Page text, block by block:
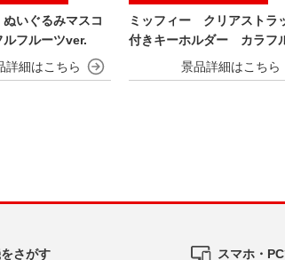
いぐるみマスコ
フルーツver.
ミッフィー クリアストラ
付きキーホルダー カラフ
ルーツver.
さがす スマホ・